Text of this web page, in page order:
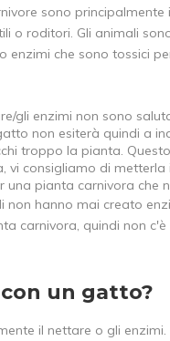
sono principalmente
o roditori. Gli animali
che sono tossici
gli enzimi non sono
non esiterà quindi a
troppo la pianta.
vi consigliamo di metterla
pianta carnivora che
hanno mai creato
carnivora, quindi non
un gatto?
il nettare o gli